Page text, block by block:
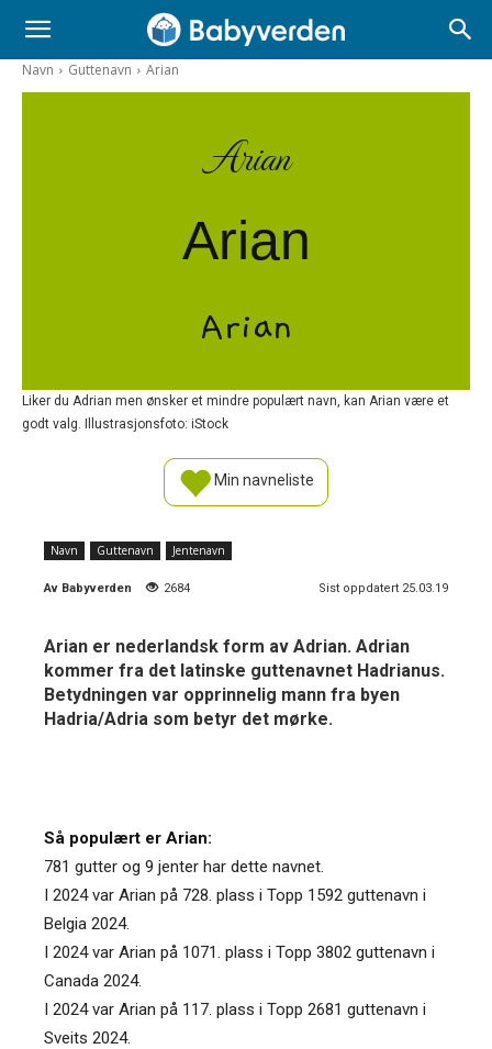
Navn Guttenavn Arian
Arian
Arian
Arian
Liker du Adrian men ønsker et mindre populært navn, kan Arian være et
godt valg. Illustrasjonsfoto: iStock
Min navneliste
Navn Guttenavn Jentenavn
Av Babyverden 2684 Sist oppdatert 25.03.19
Arian er nederlandsk form av Adrian. Adrian
kommer fra det latinske guttenavnet Hadrianus.
Betydningen var opprinnelig mann fra byen
Hadria/Adria som betyr det mørke.
Så populært er Arian:
781 gutter og 9 jenter har dette navnet.
I 2024 var Arian på 728. plass i Topp 1592 guttenavn i
Belgia 2024.
I 2024 var Arian på 1071. plass i Topp 3802 guttenavn i
Canada 2024.
I 2024 var Arian på 117. plass i Topp 2681 guttenavn i
Sveits 2024.